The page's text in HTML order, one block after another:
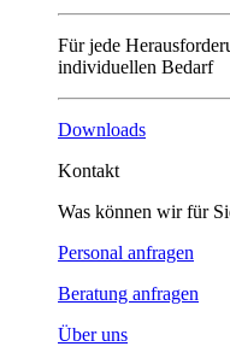
Für jede
individuellen Bedarf
Downloads
Kontakt
Was können wir für
Personal anfragen
Beratung anfragen
Über uns